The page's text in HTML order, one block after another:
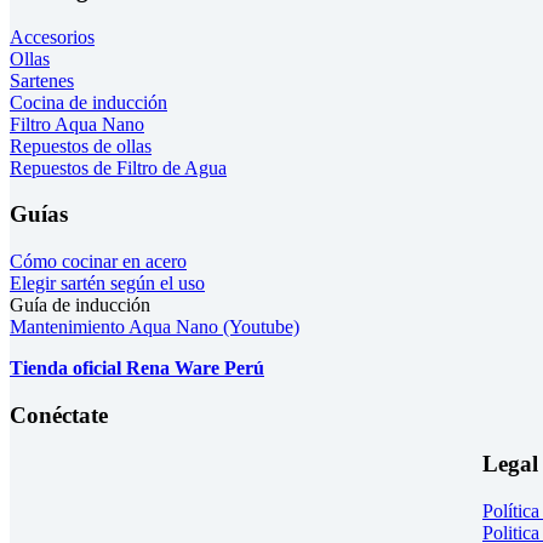
Accesorios
Ollas
Sartenes
Cocina de inducción
Filtro Aqua Nano
Repuestos de ollas
Repuestos de Filtro de Agua
Guías
Cómo cocinar en acero
Elegir sartén según el uso
Guía de inducción
Mantenimiento Aqua Nano (Youtube)
Tienda oficial Rena Ware Perú
Conéctate
Legal
Política
Politica